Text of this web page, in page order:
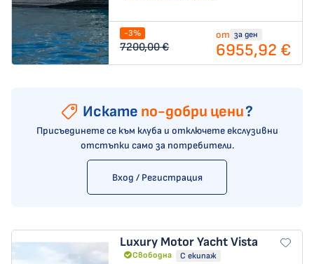
-3%
7200,00 €
от за ден
6955,92 €
Искате по-добри цени?
Присъединете се към клуба и отключете екслузивни
отстъпки само за потребители.
Вход / Регистрация
Luxury Motor YachtVista
Свободна С екипаж